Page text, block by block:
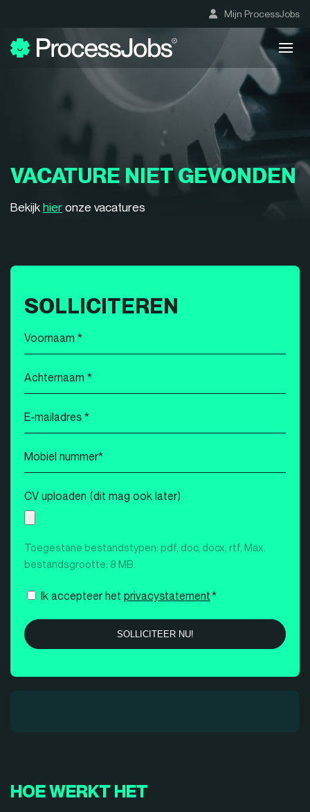
Mijn ProcessJobs
VACATURE NIET GEVONDEN
Bekijk hier onze vacatures
SOLLICITEREN
Voornaam
*
Achternaam
*
E-
mailadres
*
Mobiel
nummer
*
CV uploaden (dit mag ook later)
Toegestane bestandstypen: pdf, doc, docx, rtf, Max.
bestandsgrootte: 8 MB.
Instemming
Ik accepteer het privacystatement*
HOE WERKT HET